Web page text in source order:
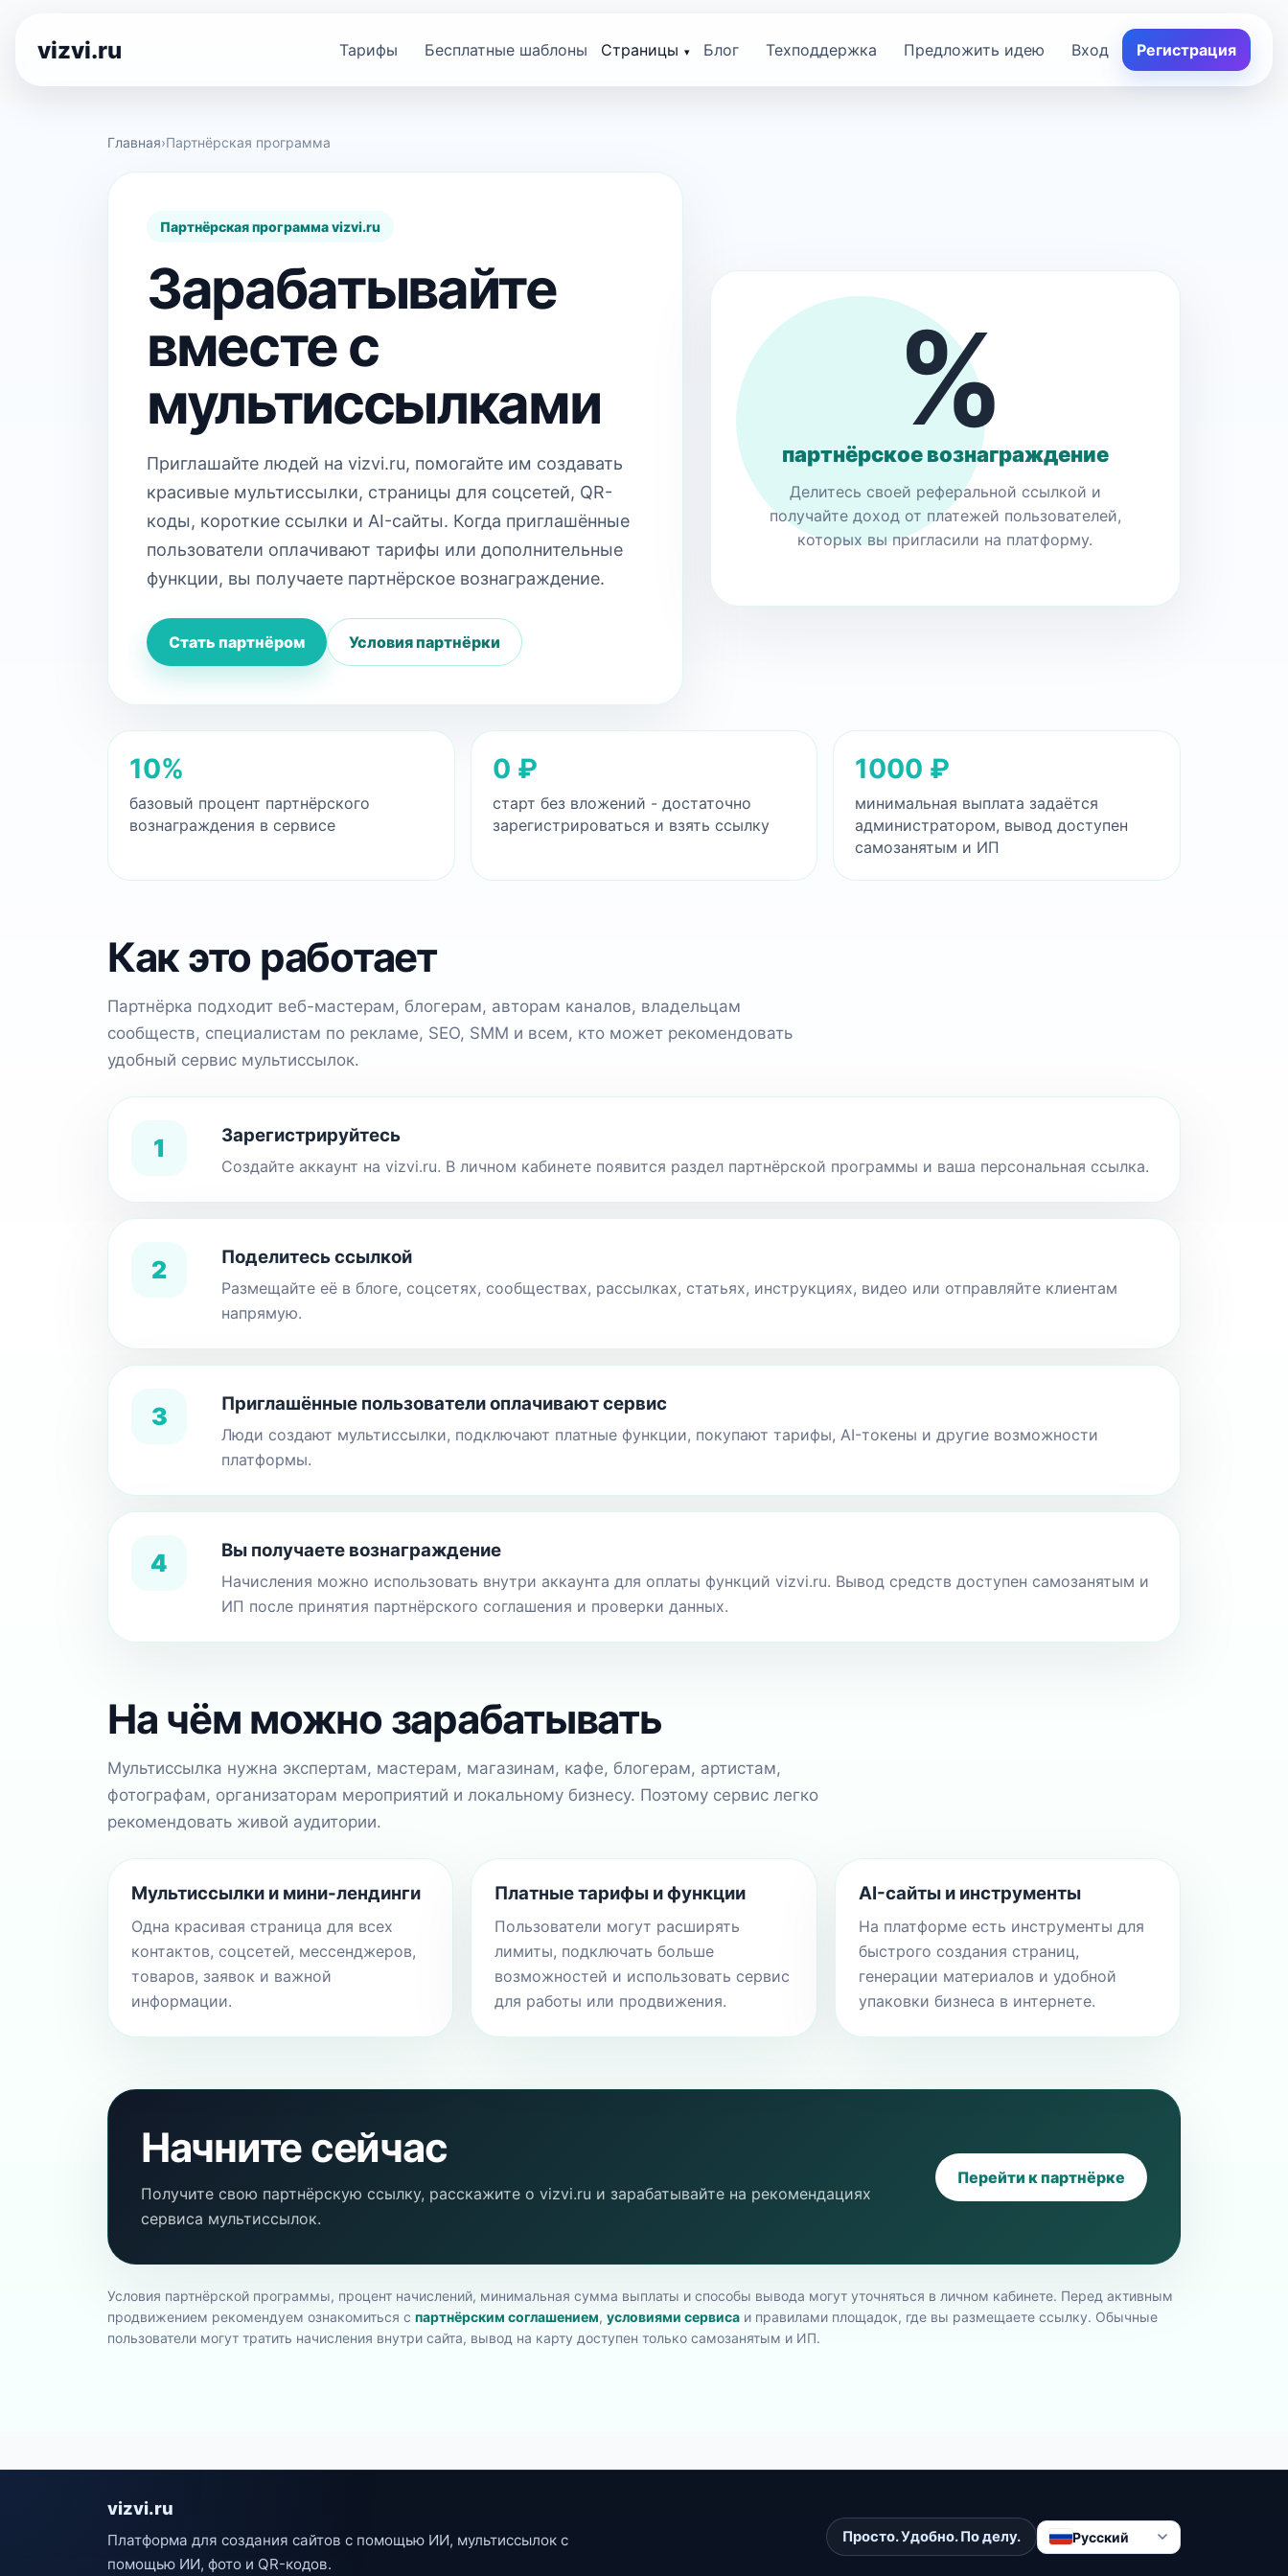
vizvi.ru Тарифы Бесплатные шаблоны Страницы Блог Техподдержка Предложить идею Вход Регистрация
Главная›Партнёрская программа
Партнёрская программа vizvi.ru
Зарабатывайте
вместе с
мультиссылками
Приглашайте людей на vizvi.ru, помогайте им создавать
красивые мультиссылки, страницы для соцсетей, QR-
коды, короткие ссылки и AI-сайты. Когда приглашённые
пользователи оплачивают тарифы или дополнительные
функции, вы получаете партнёрское вознаграждение.
Стать партнёром Условия партнёрки
%
партнёрское вознаграждение
Делитесь своей реферальной ссылкой и
получайте доход от платежей пользователей,
которых вы пригласили на платформу.
10%
базовый процент партнёрского
вознаграждения в сервисе
0 ₽
старт без вложений - достаточно
зарегистрироваться и взять ссылку
1000 ₽
минимальная выплата задаётся
администратором, вывод доступен
самозанятым и ИП
Как это работает
Партнёрка подходит веб-мастерам, блогерам, авторам каналов, владельцам
сообществ, специалистам по рекламе, SEO, SMM и всем, кто может рекомендовать
удобный сервис мультиссылок.
1 Зарегистрируйтесь
Создайте аккаунт на vizvi.ru. В личном кабинете появится раздел партнёрской программы и ваша персональная ссылка.
2 Поделитесь ссылкой
Размещайте её в блоге, соцсетях, сообществах, рассылках, статьях, инструкциях, видео или отправляйте клиентам
напрямую.
3 Приглашённые пользователи оплачивают сервис
Люди создают мультиссылки, подключают платные функции, покупают тарифы, AI-токены и другие возможности
платформы.
4 Вы получаете вознаграждение
Начисления можно использовать внутри аккаунта для оплаты функций vizvi.ru. Вывод средств доступен самозанятым и
ИП после принятия партнёрского соглашения и проверки данных.
На чём можно зарабатывать
Мультиссылка нужна экспертам, мастерам, магазинам, кафе, блогерам, артистам,
фотографам, организаторам мероприятий и локальному бизнесу. Поэтому сервис легко
рекомендовать живой аудитории.
Мультиссылки и мини-лендинги
Одна красивая страница для всех
контактов, соцсетей, мессенджеров,
товаров, заявок и важной
информации.
Платные тарифы и функции
Пользователи могут расширять
лимиты, подключать больше
возможностей и использовать сервис
для работы или продвижения.
AI-сайты и инструменты
На платформе есть инструменты для
быстрого создания страниц,
генерации материалов и удобной
упаковки бизнеса в интернете.
Начните сейчас
Получите свою партнёрскую ссылку, расскажите о vizvi.ru и зарабатывайте на рекомендациях
сервиса мультиссылок.
Перейти к партнёрке
Условия партнёрской программы, процент начислений, минимальная сумма выплаты и способы вывода могут уточняться в личном кабинете. Перед активным
продвижением рекомендуем ознакомиться с партнёрским соглашением, условиями сервиса и правилами площадок, где вы размещаете ссылку. Обычные
пользователи могут тратить начисления внутри сайта, вывод на карту доступен только самозанятым и ИП.
vizvi.ru
Платформа для создания сайтов с помощью ИИ, мультиссылок с
помощью ИИ, фото и QR-кодов.
Просто. Удобно. По делу. Русский